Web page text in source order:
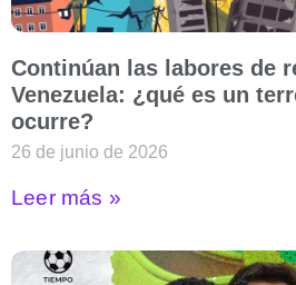
Continúan las labores de
Venezuela: ¿qué es un
ocurre?
26 de junio de 2026
Leer más »